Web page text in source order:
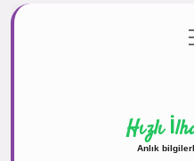
Gizlilik
Hızlı
Anlık